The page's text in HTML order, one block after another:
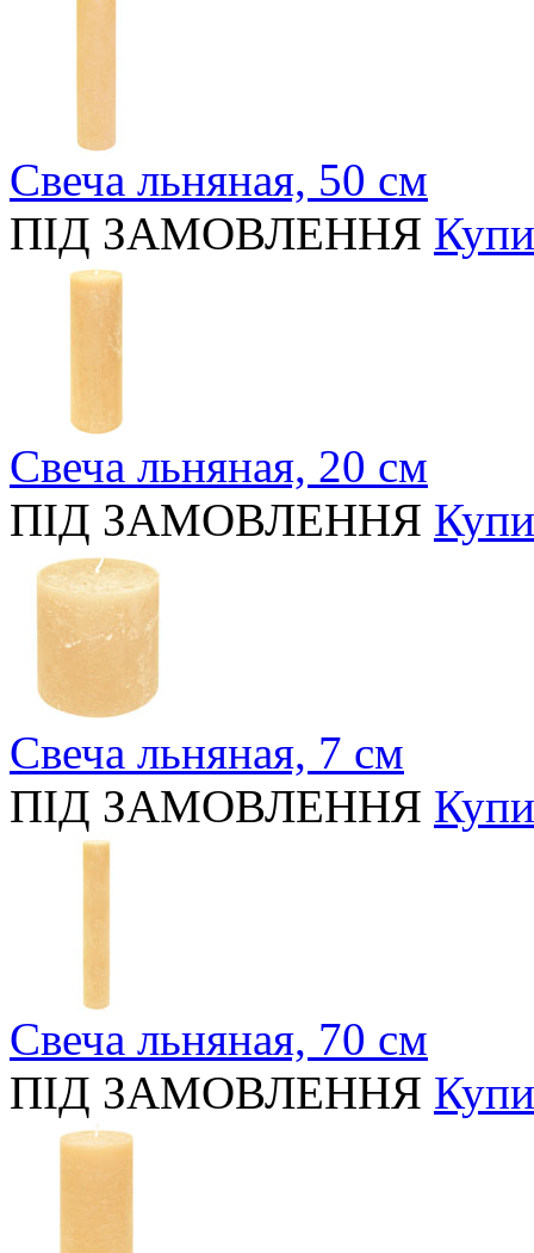
Свеча льняная, 50 см
ПІД ЗАМОВЛЕННЯ
Свеча льняная, 20 см
ПІД ЗАМОВЛЕННЯ
Свеча льняная, 7 см
ПІД ЗАМОВЛЕННЯ
Свеча льняная, 70 см
ПІД ЗАМОВЛЕННЯ